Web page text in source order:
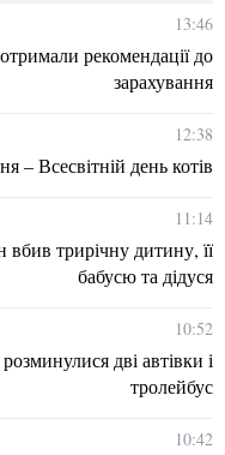
13:46
рекомендації до
зарахування
12:38
– Всесвітній день котів
11:14
трирічну дитину, її
бабусю та дідуся
10:52
дві автівки і
тролейбус
10:42